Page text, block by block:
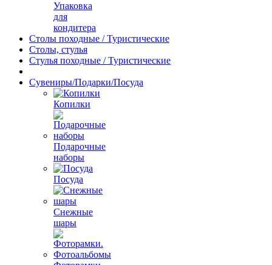
Упаковка
для
кондитера
Столы походные / Туристические
Столы, стулья
Стулья походные / Туристические
Сувениры/Подарки/Посуда
Копилки
Подарочные
наборы
Посуда
Снежные
шары